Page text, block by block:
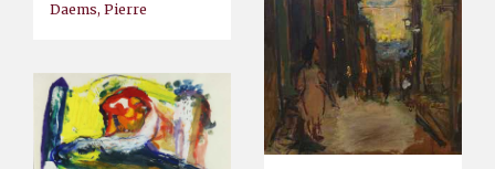
Daems, Pierre